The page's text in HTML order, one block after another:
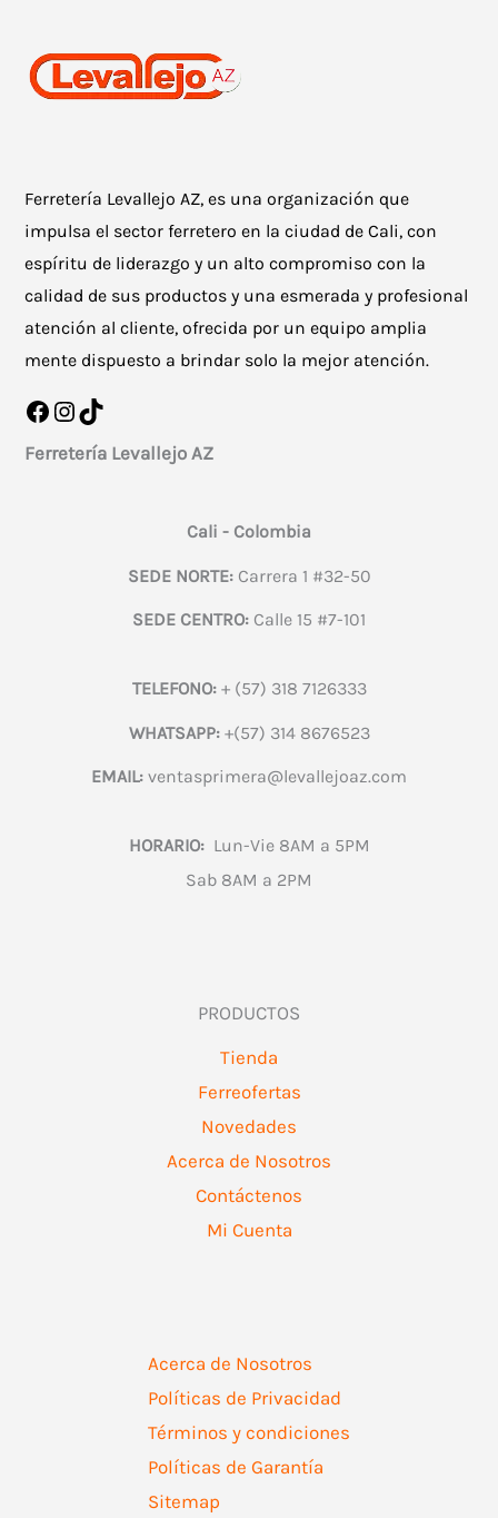
Ferretería Levallejo AZ, es una organización que
impulsa el sector ferretero en la ciudad de Cali, con
espíritu de liderazgo y un alto compromiso con la
calidad de sus productos y una esmerada y profesional
atención al cliente, ofrecida por un equipo amplia
mente dispuesto a brindar solo la mejor atención.
Facebook
Instagram
TikTok
Ferretería Levallejo AZ
Cali - Colombia
SEDE NORTE:Carrera 1 #32-50
SEDE CENTRO: Calle 15 #7-101
TELEFONO:+ (57) 318 7126333
WHATSAPP:+(57) 314 8676523
EMAIL: ventasprimera@levallejoaz.com
HORARIO:Lun-Vie 8AM a 5PM
Sab 8AM a 2PM
PRODUCTOS
Tienda
Ferreofertas
Novedades
Acerca de Nosotros
Contáctenos
Mi Cuenta
Acerca de Nosotros
Políticas de Privacidad
Términos y condiciones
Políticas de Garantía
Sitemap